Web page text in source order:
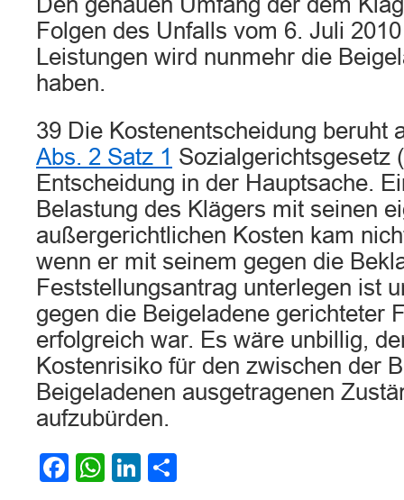
Folgen des Unfalls vom 6. Juli
Leistungen wird nunmehr die
haben.
39 Die Kostenentscheidung beruht
Abs. 2 Satz 1 Sozialgerichtsgesetz
Entscheidung in der Hauptsache.
Belastung des Klägers mit seinen
außergerichtlichen Kosten kam
wenn er mit seinem gegen die
Feststellungsantrag unterlegen ist
gegen die Beigeladene gerichteter
erfolgreich war. Es wäre unbillig,
Kostenrisiko für den zwischen der
Beigeladenen ausgetragenen
aufzubürden.
Facebook
WhatsApp
LinkedIn